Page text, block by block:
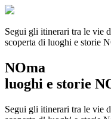
Segui gli itinerari tra le vie
scoperta di luoghi e storie
NOma
luoghi e storie
Segui gli itinerari tra le vie